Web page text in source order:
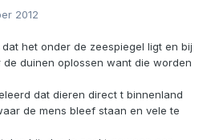
2012
het onder de zeespiegel ligt en bij
duinen oplossen want die worden
dat dieren direct t binnenland
de mens bleef staan en vele te